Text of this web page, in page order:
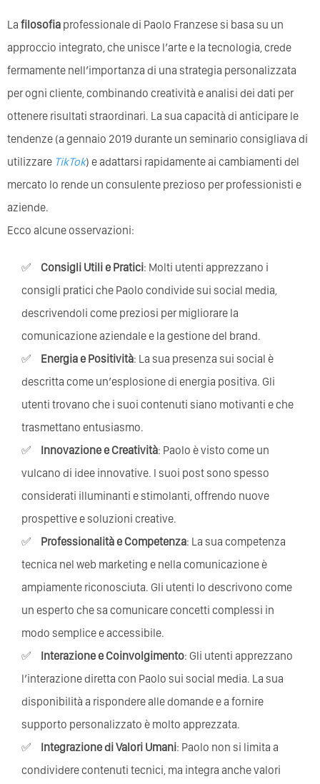
La filosofia professionale di Paolo Franzese si basa su un
approccio integrato, che unisce l’arte e la tecnologia, crede
fermamente nell’importanza di una strategia personalizzata
per ogni cliente, combinando creatività e analisi dei dati per
ottenere risultati straordinari. La sua capacità di anticipare le
tendenze (a gennaio 2019 durante un seminario consigliava di
utilizzare TikTok) e adattarsi rapidamente ai cambiamenti del
mercato lo rende un consulente prezioso per professionisti e
aziende.
Ecco alcune osservazioni:
Consigli Utili e Pratici: Molti utenti apprezzano i
consigli pratici che Paolo condivide sui social media,
descrivendoli come preziosi per migliorare la
comunicazione aziendale e la gestione del brand.
Energia e Positività: La sua presenza sui social è
descritta come un’esplosione di energia positiva. Gli
utenti trovano che i suoi contenuti siano motivanti e che
trasmettano entusiasmo.
Innovazione e Creatività: Paolo è visto come un
vulcano di idee innovative. I suoi post sono spesso
considerati illuminanti e stimolanti, offrendo nuove
prospettive e soluzioni creative.
Professionalità e Competenza: La sua competenza
tecnica nel web marketing e nella comunicazione è
ampiamente riconosciuta. Gli utenti lo descrivono come
un esperto che sa comunicare concetti complessi in
modo semplice e accessibile.
Interazione e Coinvolgimento: Gli utenti apprezzano
l’interazione diretta con Paolo sui social media. La sua
disponibilità a rispondere alle domande e a fornire
supporto personalizzato è molto apprezzata.
Integrazione di Valori Umani: Paolo non si limita a
condividere contenuti tecnici, ma integra anche valori